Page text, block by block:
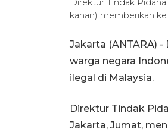
Direktur Tindak
kanan) memberikan
Jakarta (ANTARA)
warga negara
ilegal di Malaysia.
Direktur Tindak
Jakarta, Jumat,